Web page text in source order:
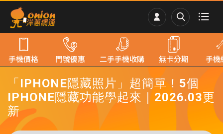
「IPHONE隱藏照片」超簡單！5個
IPHONE隱藏功能學起來｜2026.03更
新
手機價格 門號優惠 二手手機收購 無卡分期 手機